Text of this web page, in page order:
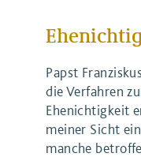
Papst
die Verfahren
Ehenichtigkeit
meiner Sicht
manche